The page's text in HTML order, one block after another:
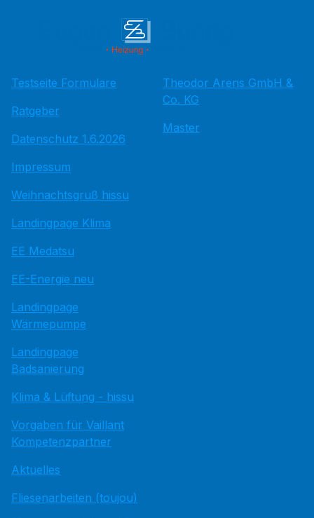
Testseite Formulare
Ratgeber
Datenschutz 1.6.2026
Impressum
Weihnachtsgruß hissu
Landingpage Klima
EE Medatsu
EE-Energie neu
Landingpage
Wärmepumpe
Landingpage
Badsanierung
Klima & Lüftung - hissu
Vorgaben für Vaillant
Kompetenzpartner
Aktuelles
Fliesenarbeiten (toujou)
Theodor Arens GmbH &
Co. KG
Master